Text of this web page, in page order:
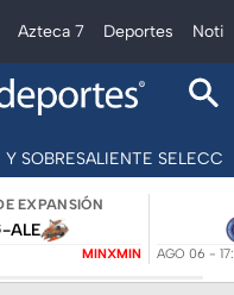
Azteca 7 Deportes
Y SOBRESALIENTE
EXPANSIÓN
-ALE
MINXMIN AGO 06 -